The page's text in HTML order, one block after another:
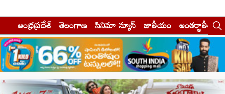
ఆంధ్రప్రదేశ్ తెలంగాణ సినిమా న్యూస్ జాతీయం అంతర్జాతీయం